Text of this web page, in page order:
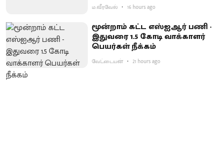
ம.வீரவேல் 16 hours ago
மூன்றாம் கட்ட எஸ்ஐஆர் பணி -
இதுவரை 1.5 கோடி வாக்காளர்
பெயர்கள் நீக்கம்
வேட்டையன் 21 hours ago